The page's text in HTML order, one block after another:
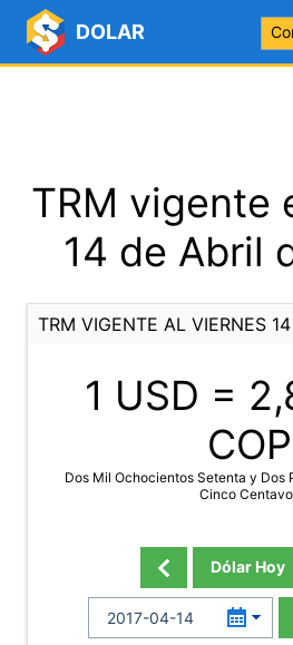
DOLAR
TRM vigente
14 de Abril
TRM VIGENTE AL VIERNES
1 USD =
COP
Dos Mil Ochocientos Setenta y Dos
Cinco
Dólar Hoy